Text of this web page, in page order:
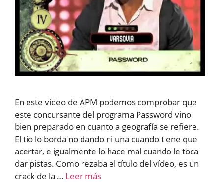
En este vídeo de APM podemos comprobar que
este concursante del programa Password vino
bien preparado en cuanto a geografía se refiere.
El tio lo borda no dando ni una cuando tiene que
acertar, e igualmente lo hace mal cuando le toca
dar pistas. Como rezaba el título del vídeo, es un
crack de la … Leer más